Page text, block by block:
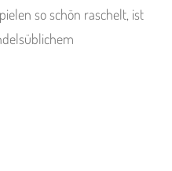
so schön raschelt, ist